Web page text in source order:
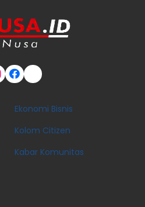
Ekonomi Bisnis
Kolom Citizen
Kabar Komunitas